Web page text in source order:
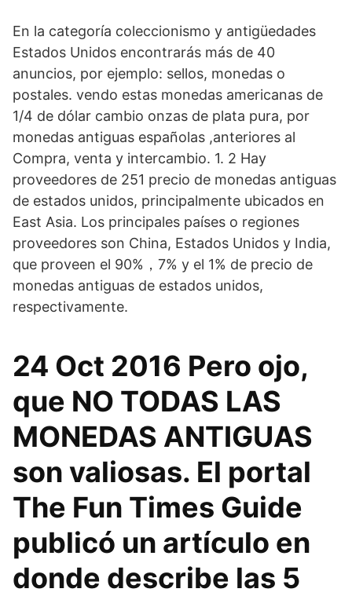
En la categoría coleccionismo y antigüedades
Estados Unidos encontrarás más de 40
anuncios, por ejemplo: sellos, monedas o
postales. vendo estas monedas americanas de
1/4 de dólar cambio onzas de plata pura, por
monedas antiguas españolas ,anteriores al
Compra, venta y intercambio. 1. 2 Hay
proveedores de 251 precio de monedas antiguas
de estados unidos, principalmente ubicados en
East Asia. Los principales países o regiones
proveedores son China, Estados Unidos y India,
que proveen el 90%，7% y el 1% de precio de
monedas antiguas de estados unidos,
respectivamente.
24 Oct 2016 Pero ojo,
que NO TODAS LAS
MONEDAS ANTIGUAS
son valiosas. El portal
The Fun Times Guide
publicó un artículo en
donde describe las 5